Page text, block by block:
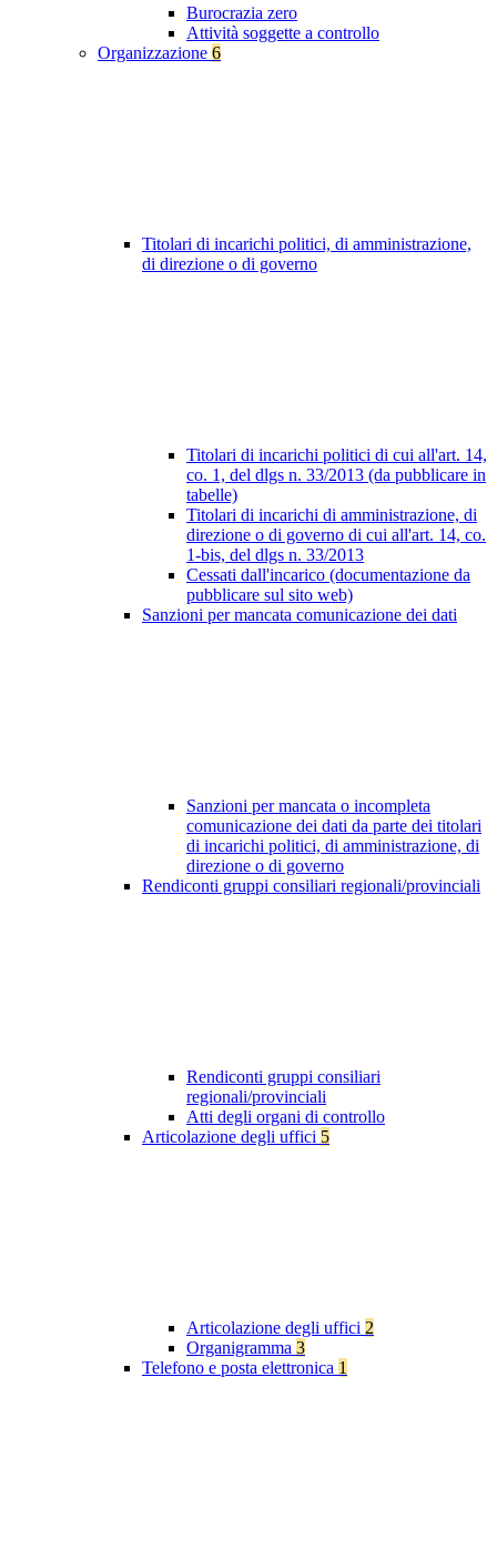
Burocrazia zero
Attività soggette a controllo
Organizzazione 6
Titolari di incarichi politici, di amministrazione,
di direzione o di governo
Titolari di incarichi politici di cui all'art. 14,
co. 1, del dlgs n. 33/2013 (da pubblicare in
tabelle)
Titolari di incarichi di amministrazione, di
direzione o di governo di cui all'art. 14, co.
1-bis, del dlgs n. 33/2013
Cessati dall'incarico (documentazione da
pubblicare sul sito web)
Sanzioni per mancata comunicazione dei dati
Sanzioni per mancata o incompleta
comunicazione dei dati da parte dei titolari
di incarichi politici, di amministrazione, di
direzione o di governo
Rendiconti gruppi consiliari regionali/provinciali
Rendiconti gruppi consiliari
regionali/provinciali
Atti degli organi di controllo
Articolazione degli uffici 5
Articolazione degli uffici 2
Organigramma 3
Telefono e posta elettronica 1